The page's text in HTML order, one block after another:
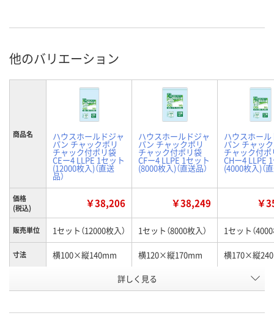
他のバリエーション
商品名 ハウスホールドジャ
パン チャックポリ
チャック付ポリ袋
CEー4 LLPE 1セット
(12000枚入)（直送
品）
ハウスホールドジャ
パン チャックポリ
チャック付ポリ袋
CFー4 LLPE 1セット
(8000枚入)（直送品）
ハウスホー
パン チャッ
チャック付ポ
CHー4 LLPE
(4000枚入)（
価格
(税込)
￥38,206 ￥38,249 ￥
販売単位 1セット（12000枚入） 1セット（8000枚入） 1セット（4000
寸法 横100×縦140mm 横120×縦170mm 横170×縦
RX98156 RX98131
詳しく見る